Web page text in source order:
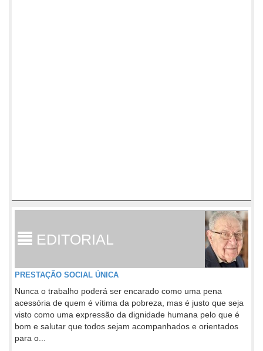
EDITORIAL
PRESTAÇÃO SOCIAL ÚNICA
Nunca o trabalho poderá ser encarado como uma pena
acessória de quem é vítima da pobreza, mas é justo que seja
visto como uma expressão da dignidade humana pelo que é
bom e salutar que todos sejam acompanhados e orientados
para o...